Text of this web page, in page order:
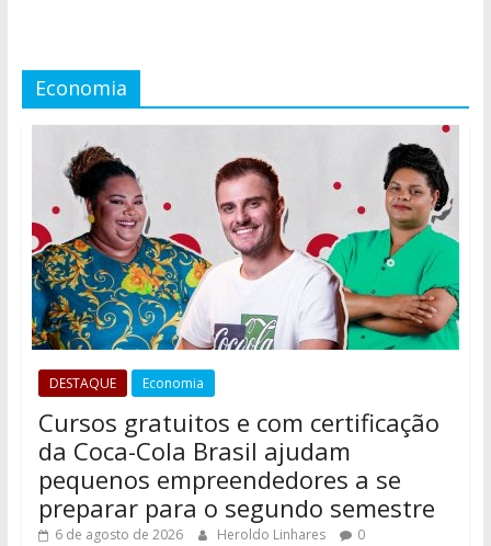
Economia
DESTAQUE Economia
Cursos gratuitos e com certificação
da Coca-Cola Brasil ajudam
pequenos empreendedores a se
preparar para o segundo semestre
6 de agosto de 2026 Heroldo Linhares 0